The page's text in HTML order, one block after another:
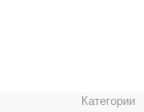
Категории